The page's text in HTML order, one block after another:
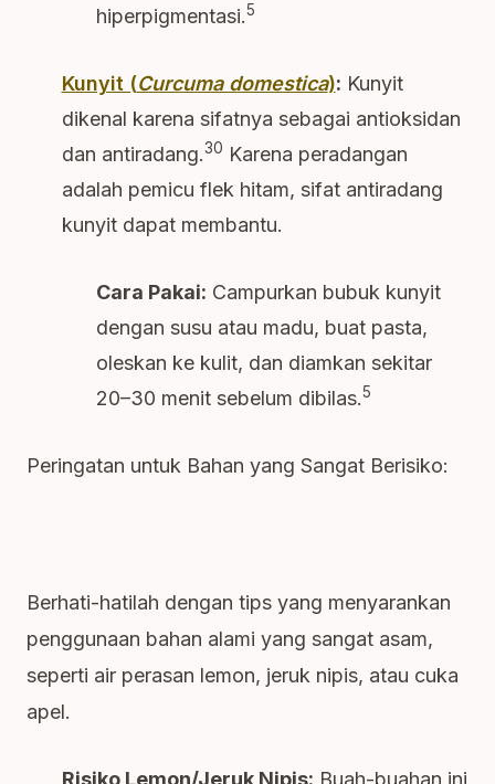
hiperpigmentasi.5
Kunyit (Curcuma domestica): Kunyit
dikenal karena sifatnya sebagai antioksidan
dan antiradang.30 Karena peradangan
adalah pemicu flek hitam, sifat antiradang
kunyit dapat membantu.
Cara Pakai: Campurkan bubuk kunyit
dengan susu atau madu, buat pasta,
oleskan ke kulit, dan diamkan sekitar
20–30 menit sebelum dibilas.5
Peringatan untuk Bahan yang Sangat Berisiko:
Berhati-hatilah dengan tips yang menyarankan
penggunaan bahan alami yang sangat asam,
seperti air perasan lemon, jeruk nipis, atau cuka
apel.
Risiko Lemon/Jeruk Nipis: Buah-buahan ini